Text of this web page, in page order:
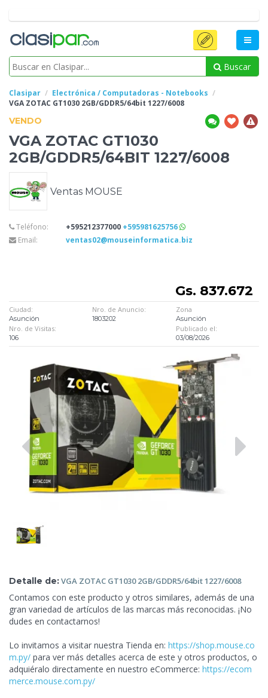
Buscar
Clasipar
Electrónica / Computadoras - Notebooks
VGA ZOTAC GT1030 2GB/GDDR5/64bit 1227/6008
VENDO
VGA ZOTAC GT1030
2GB/GDDR5/64BIT 1227/6008
Ventas MOUSE
Teléfono: +595212377000 +595981625756
Email:
ventas02@mouseinformatica.biz
Gs. 837.672
Ciudad:
Asunción
Nro. de Anuncio:
1803202
Zona
Asunción
Nro. de Visitas:
106
Publicado el:
03/08/2026
Detalle de:VGA ZOTAC GT1030 2GB/GDDR5/64bit1227/6008
Contamos con este producto y otros similares, además de una
gran variedad de artículos de las marcas más reconocidas. ¡No
dudes en contactarnos!
Lo invitamos a visitar nuestra Tienda en: https://shop.mouse.co
m.py/ para ver más detalles acerca de este y otros productos, o
adquiéralo directamente en nuestro eCommerce: https://ecom
merce.mouse.com.py/